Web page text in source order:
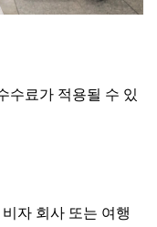
수료가 적용될 수 있
자 회사 또는 여행